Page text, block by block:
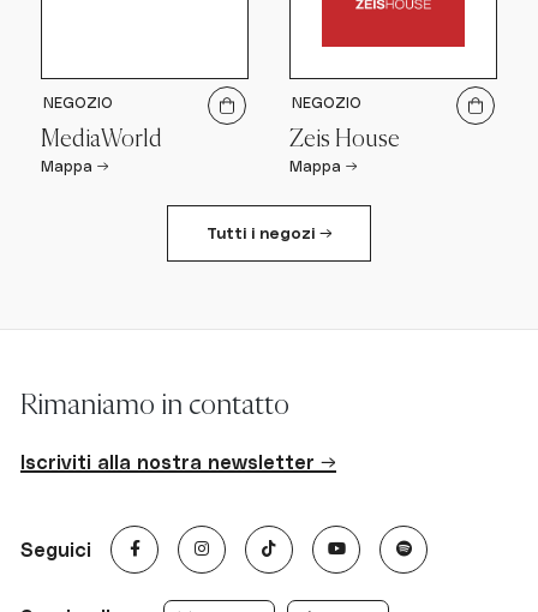
NEGOZIO
MediaWorld
Mappa →
NEGOZIO
Zeis House
Mappa →
Tutti i negozi →
Rimaniamo in contatto
Iscriviti alla nostra newsletter →
Seguici